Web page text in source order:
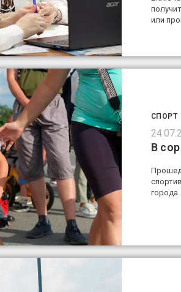
или
СПОРТ
В
города.